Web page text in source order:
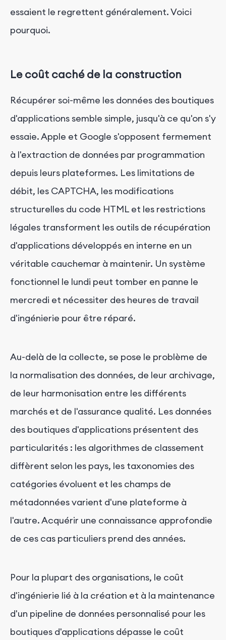
essaient le regrettent généralement. Voici
pourquoi.
Le coût caché de la construction
Récupérer soi-même les données des boutiques
d'applications semble simple, jusqu'à ce qu'on s'y
essaie. Apple et Google s'opposent fermement
à l'extraction de données par programmation
depuis leurs plateformes. Les limitations de
débit, les CAPTCHA, les modifications
structurelles du code HTML et les restrictions
légales transforment les outils de récupération
d'applications développés en interne en un
véritable cauchemar à maintenir. Un système
fonctionnel le lundi peut tomber en panne le
mercredi et nécessiter des heures de travail
d'ingénierie pour être réparé.
Au-delà de la collecte, se pose le problème de
la normalisation des données, de leur archivage,
de leur harmonisation entre les différents
marchés et de l'assurance qualité. Les données
des boutiques d'applications présentent des
particularités : les algorithmes de classement
diffèrent selon les pays, les taxonomies des
catégories évoluent et les champs de
métadonnées varient d'une plateforme à
l'autre. Acquérir une connaissance approfondie
de ces cas particuliers prend des années.
Pour la plupart des organisations, le coût
d'ingénierie lié à la création et à la maintenance
d'un pipeline de données personnalisé pour les
boutiques d'applications dépasse le coût